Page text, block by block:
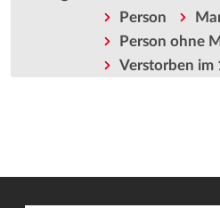
Person
Person ohne
Verstorben im